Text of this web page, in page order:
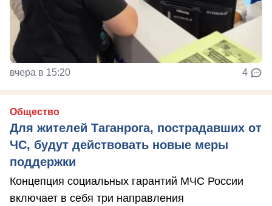
вчера в 15:20 4
Общество
Для жителей Таганрога, пострадавших от
ЧС, будут действовать новые меры
поддержки
Концепция социальных гарантий МЧС России
включает в себя три направления